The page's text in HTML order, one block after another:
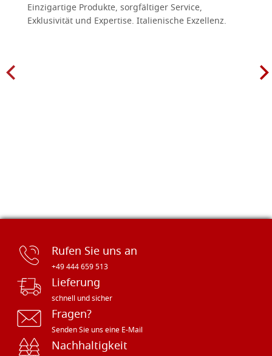
Einzigartige Produkte, sorgfältiger Service,
Exklusivität und Expertise. Italienische Exzellenz.
Rufen Sie uns an
+49 444 659 513
Lieferung
schnell und sicher
Fragen?
Senden Sie uns eine E-Mail
Nachhaltigkeit